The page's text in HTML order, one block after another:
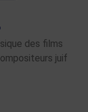
des films
juif